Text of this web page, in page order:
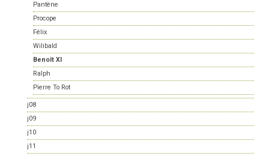
Pantène
Procope
Félix
Wilibald
Benoît XI
Ralph
Pierre To Rot
j08
j09
j10
j11